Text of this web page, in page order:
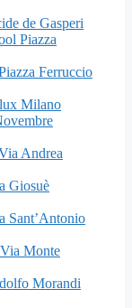
de Gasperi
Piazza
Ferruccio
Milano
Andrea
Giosuè
Sant’Antonio
Monte
Morandi